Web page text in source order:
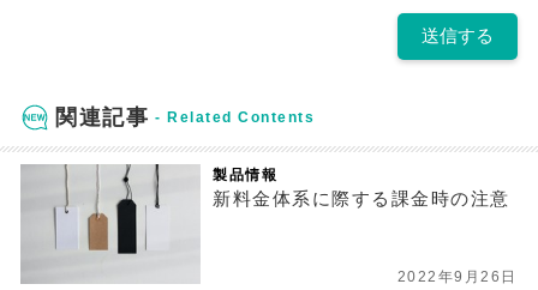
関連記事
製品情報
新料金体系に際する課金時の注意
2022年9月26日